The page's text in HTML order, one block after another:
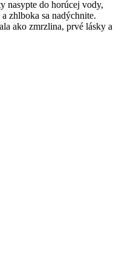
nasypte do horúcej vody,
zhlboka sa nadýchnite.
ako zmrzlina, prvé lásky a